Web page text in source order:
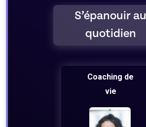
S’épanouir au
quotidien
Coaching de
vie